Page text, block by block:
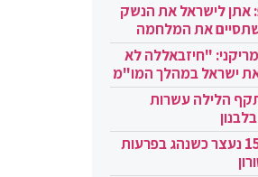
אתן לישראל את הנשק
את המלחמה
"חיזבאללה לא
ישראל במהלך המו"מ
הלילה עשרות
נער בן 15 נעצר כשנהג בפרעות